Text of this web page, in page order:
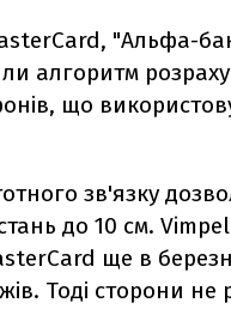
"Альфа-
алгоритм
що
зв'язку
до 10 см.
ще в
Тоді сторони не